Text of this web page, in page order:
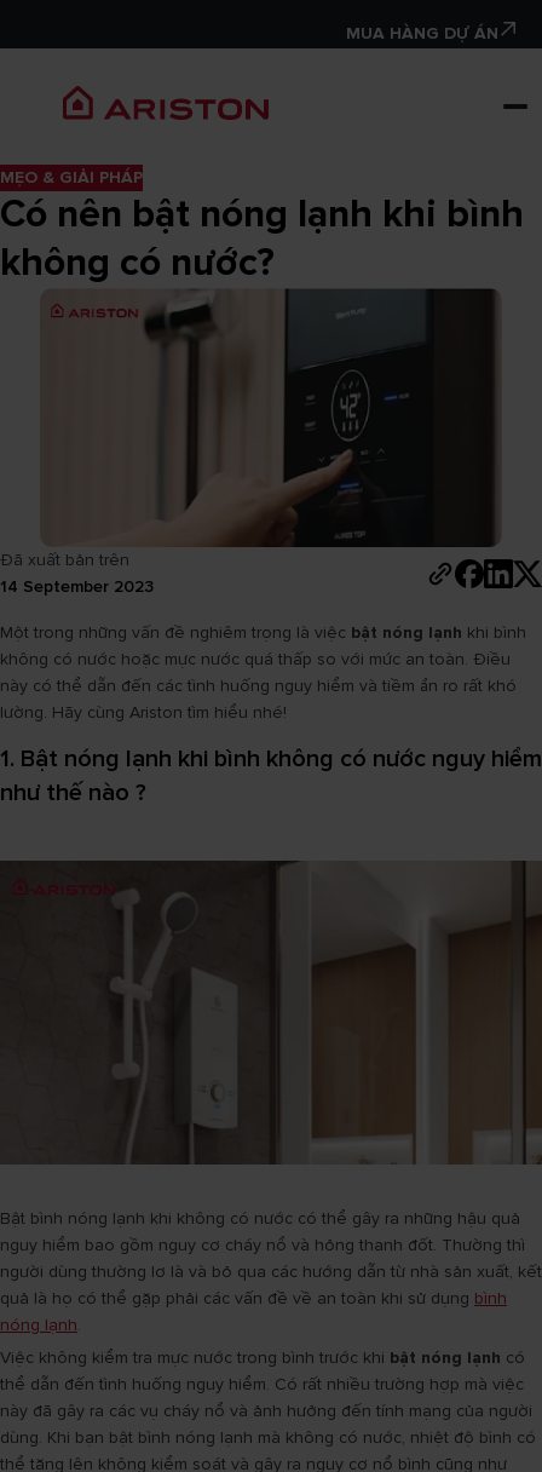
MUA HÀNG DỰ ÁN
MẸO & GIẢI PHÁP
Có nên bật nóng lạnh khi bình
không có nước?
Đã xuất bản trên
14 September 2023
Một trong những vấn đề nghiêm trọng là việc bật nóng lạnh khi bình
không có nước hoặc mực nước quá thấp so với mức an toàn. Điều
này có thể dẫn đến các tình huống nguy hiểm và tiềm ẩn ro rất khó
lường. Hãy cùng Ariston tìm hiểu nhé!
1. Bật nóng lạnh khi bình không có nước nguy hiểm
như thế nào ?
Bật bình nóng lạnh khi không có nước có thể gây ra những hậu quả
nguy hiểm bao gồm nguy cơ cháy nổ và hỏng thanh đốt. Thường thì
người dùng thường lơ là và bỏ qua các hướng dẫn từ nhà sản xuất, kết
quả là họ có thể gặp phải các vấn đề về an toàn khi sử dụng bình
nóng lạnh.
Việc không kiểm tra mực nước trong bình trước khi bật nóng lạnh có
thể dẫn đến tình huống nguy hiểm. Có rất nhiều trường hợp mà việc
này đã gây ra các vụ cháy nổ và ảnh hưởng đến tính mạng của người
dùng. Khi bạn bật bình nóng lạnh mà không có nước, nhiệt độ bình có
thể tăng lên không kiểm soát và gây ra nguy cơ nổ bình cũng như